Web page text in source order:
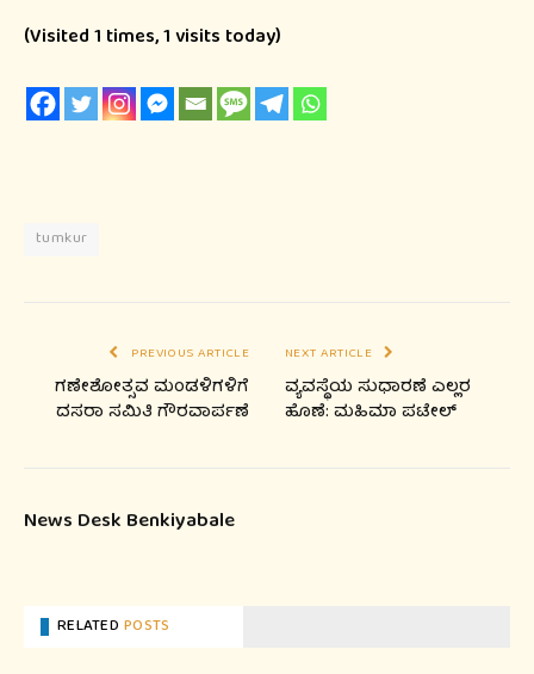
(Visited 1 times, 1 visits today)
tumkur
PREVIOUS ARTICLE
ಗಣೇಶೋತ್ಸವ ಮಂಡಳಿಗಳಿಗೆ
ದಸರಾ ಸಮಿತಿ ಗೌರವಾರ್ಪಣೆ
NEXT ARTICLE
ವ್ಯವಸ್ಥೆಯ ಸುಧಾರಣೆ ಎಲ್ಲರ
ಹೊಣೆ: ಮಹಿಮಾ ಪಟೇಲ್
News Desk Benkiyabale
RELATEDPOSTS